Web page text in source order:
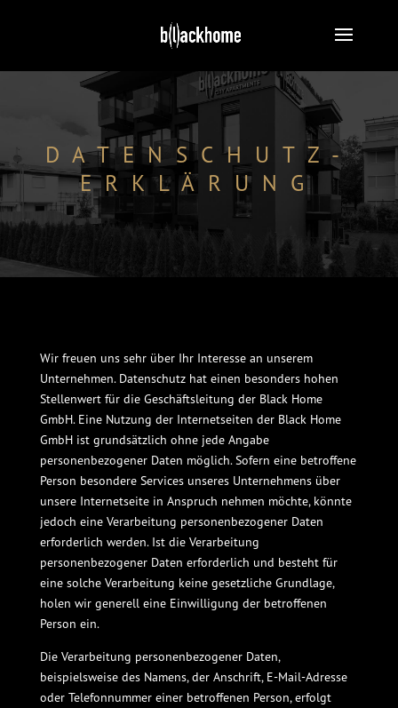
DATENSCHUTZ-
ERKLÄRUNG
Wir freuen uns sehr über Ihr Interesse an unserem
Unternehmen. Datenschutz hat einen besonders hohen
Stellenwert für die Geschäftsleitung der Black Home
GmbH. Eine Nutzung der Internetseiten der Black Home
GmbH ist grundsätzlich ohne jede Angabe
personenbezogener Daten möglich. Sofern eine betroffene
Person besondere Services unseres Unternehmens über
unsere Internetseite in Anspruch nehmen möchte, könnte
jedoch eine Verarbeitung personenbezogener Daten
erforderlich werden. Ist die Verarbeitung
personenbezogener Daten erforderlich und besteht für
eine solche Verarbeitung keine gesetzliche Grundlage,
holen wir generell eine Einwilligung der betroffenen
Person ein.
Die Verarbeitung personenbezogener Daten,
beispielsweise des Namens, der Anschrift, E-Mail-Adresse
oder Telefonnummer einer betroffenen Person, erfolgt